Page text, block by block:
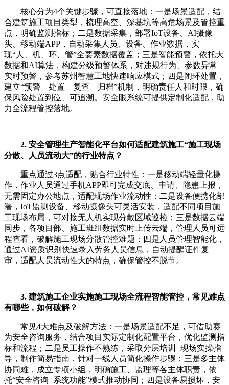
核心分为4个关键步骤，可直接落地：一是场景适配，结
合建筑施工项目类型，梳理高空、深基坑等高危场景及管控重
点，明确监测指标；二是数据采集，部署IoT设备、AI摄像
头、移动端APP，自动采集人员、设备、作业数据，实
现“人、机、环、管”全要素数据覆盖；三是智能预警，依托大
数据和AI算法，构建分级预警体系，对违规行为、参数异常
实时预警，参考苏州智慧工地快速响应模式；四是闭环处置，
建立“预警—处置—复查—归档”机制，明确责任人和时限，确
保风险处置到位、可追溯。安全眼系统可提供定制化适配，助
力全流程管控落地。
2. 安全管理生产智能化平台如何适配建筑施工“施工现场
分散、人员流动大”的行业特点？
重点通过3点适配，贴合行业特性：一是移动端轻量化操
作，作业人员通过手机APP即可完成交底、申请、隐患上报，
无需固定办公地点，适配现场作业流动性；二是设备便携化部
署，IoT监测设备、移动摄像头可灵活安装，适配不同项目施
工现场布局，可对接无人机实现分散区域巡检；三是数据云端
同步，各项目部、施工班组数据实时上传云端，管理人员可远
程查看，破解施工现场分散管控难题；四是人员管理智能化，
通过AI资质识别快速录入劳务人员信息，自动提醒证件复
审，适配人员流动性大的特点，确保管控不脱节。
3. 建筑施工企业实施施工现场全流程智能管控，常见难点
有哪些，如何破解？
常见4大难点及破解方法：一是场景适配不足，可借助赛
为安全咨询服务，结合项目实际定制化配置平台，优化监测指
标和流程；二是员工操作不熟练，采取分层培训+现场实操指
导，制作简易指南，针对一线人员简化操作步骤；三是多主体
协同难，成立专项小组，明确施工、监理等各主体职责，依
托“安全咨询+系统功能”模式推动协同；四是设备易损坏，安